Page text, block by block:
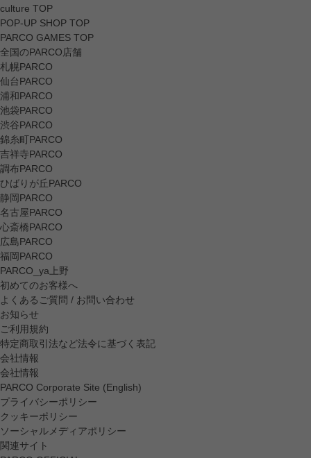
culture TOP
POP-UP SHOP TOP
PARCO GAMES TOP
全国のPARCO店舗
札幌PARCO
仙台PARCO
浦和PARCO
池袋PARCO
渋谷PARCO
錦糸町PARCO
吉祥寺PARCO
調布PARCO
ひばりが丘PARCO
静岡PARCO
名古屋PARCO
心斎橋PARCO
広島PARCO
福岡PARCO
PARCO_ya上野
初めてのお客様へ
よくあるご質問 / お問い合わせ
お知らせ
ご利用規約
特定商取引法など法令に基づく表記
会社情報
会社情報
PARCO Corporate Site (English)
プライバシーポリシー
クッキーポリシー
ソーシャルメディアポリシー
関連サイト